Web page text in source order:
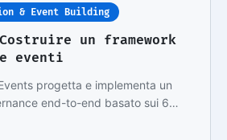
& Event Building
un framework
eventi
progetta e implementa un
end-to-end basato sui 6